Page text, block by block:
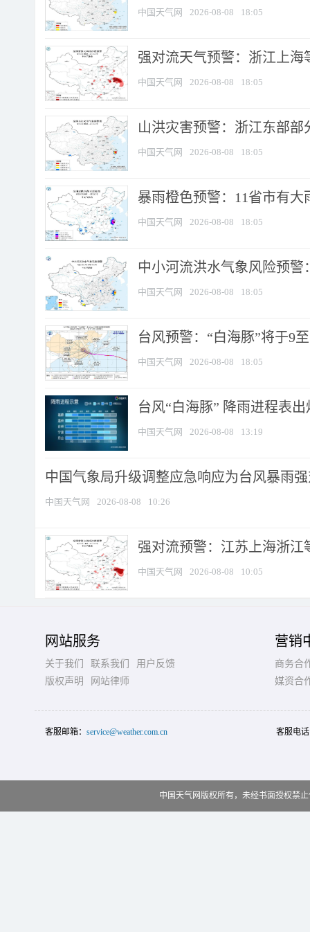
中国天气网 2026-08-08 18:05
强对流天气预警：浙江上海
中国天气网 2026-08-08 18:05
山洪灾害预警：浙江东部
中国天气网 2026-08-08 18:05
暴雨橙色预警：11省市有
中国天气网 2026-08-08 18:05
中小河流洪水气象风险预
中国天气网 2026-08-08 18:05
台风预警：“白海豚”将于9
中国天气网 2026-08-08 18:05
台风“白海豚” 降雨进程表
中国天气网 2026-08-08 13:19
中国气象局升级调整应急响应为台风暴雨
中国天气网 2026-08-08 10:26
强对流预警：江苏上海浙江
中国天气网 2026-08-08 10:05
网站服务
关于我们 联系我们
用户反馈
版权声明
网站律师
营销
商务合
媒资合
客服邮箱： service@weather.com.cn 客服电
中国天气网版权所有，未经书面授权